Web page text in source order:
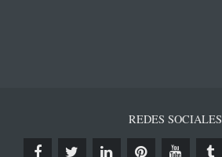
REDES SOCIALES